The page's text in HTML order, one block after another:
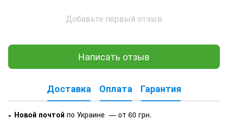
Добавьте первый отзыв
Написать отзыв
Доставка Оплата Гарантия
● Новой почтой по Украине — от 60 грн.